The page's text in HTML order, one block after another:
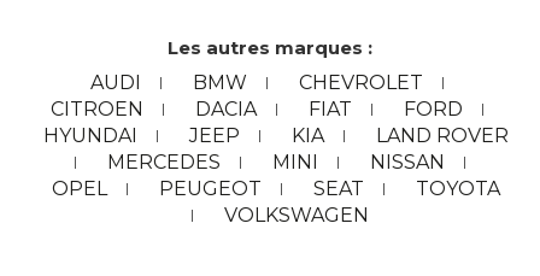
Les autres marques :
AUDI
BMW
CHEVROLET
CITROEN
DACIA FIAT
FORD
HYUNDAI
JEEP KIA
LAND ROVER
MERCEDES
MINI
NISSAN
OPEL
PEUGEOT SEAT
TOYOTA
VOLKSWAGEN